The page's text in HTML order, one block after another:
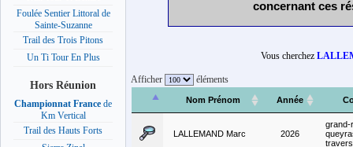
Foulée Sentier Littoral de
Sainte-Suzanne
Trail des Trois Pitons
Un Ti Tour En Plus
Hors Réunion
Championnat France de
Km Vertical
Trail des Hauts Forts
concernant ces
Vous cherchez
Afficher éléments
Nom Prénom Année
LALLEMAND Marc 2026
grand-